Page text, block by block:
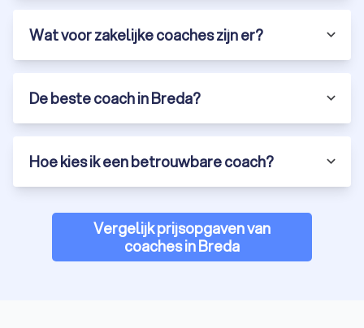
Wat voor zakelijke coaches zijn er?
De beste coach in Breda?
Hoe kies ik een betrouwbare coach?
Vergelijk prijsopgaven van
coaches in Breda